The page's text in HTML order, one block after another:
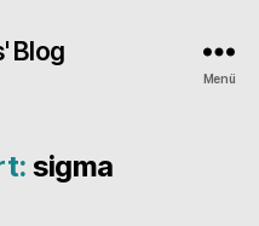
Blog
Menü
sigma